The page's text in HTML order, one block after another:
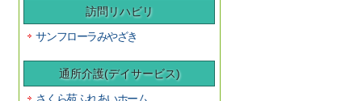
訪問リハビリ
サンフローラみやざき
通所介護(デイサービス)